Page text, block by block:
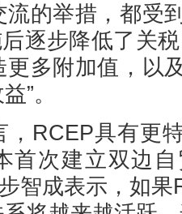
的举措，都受
逐步降低了关
更多附加值，以
”。
RCEP具有更
首次建立双边
智成表示，如